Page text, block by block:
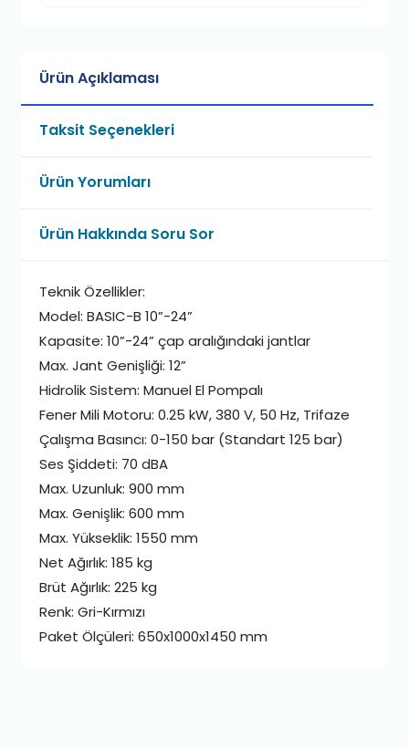
Ürün Açıklaması
Taksit Seçenekleri
Ürün Yorumları
Ürün Hakkında Soru Sor
Teknik Özellikler:
Model: BASIC-B 10”-24”
Kapasite: 10”-24” çap aralığındaki jantlar
Max. Jant Genişliği: 12”
Hidrolik Sistem: Manuel El Pompalı
Fener Mili Motoru: 0.25 kW, 380 V, 50 Hz, Trifaze
Çalışma Basıncı: 0-150 bar (Standart 125 bar)
Ses Şiddeti: 70 dBA
Max. Uzunluk: 900 mm
Max. Genişlik: 600 mm
Max. Yükseklik: 1550 mm
Net Ağırlık: 185 kg
Brüt Ağırlık: 225 kg
Renk: Gri-Kırmızı
Paket Ölçüleri: 650x1000x1450 mm